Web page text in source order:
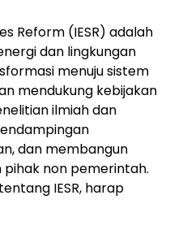
Reform (IESR) adalah
dan lingkungan
menuju sistem
mendukung kebijakan
ilmiah dan
dan membangun
non pemerintah.
IESR, harap